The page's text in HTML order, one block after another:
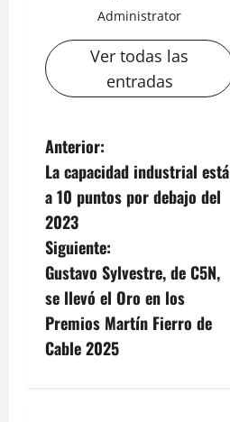
Administrator
Ver todas las
entradas
N
a
v
e
g
a
Anterior:
La capacidad industrial está
a 10 puntos por debajo del
2023
Siguiente:
Gustavo Sylvestre, de C5N,
se llevó el Oro en los
Premios Martín Fierro de
Cable 2025